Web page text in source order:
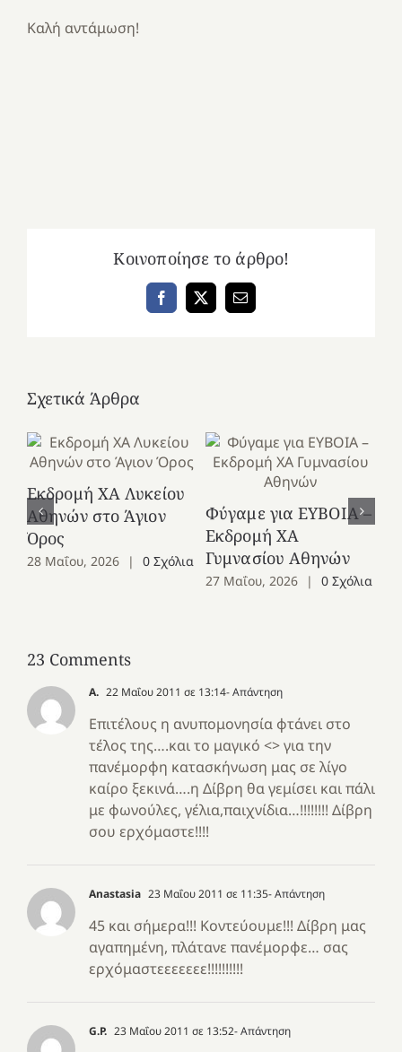
Καλή αντάμωση!
Κοινοποίησε το άρθρο!
Facebook
X Email
Σχετικά Άρθρα
Εκδρομή ΧΑ Λυκείου
Αθηνών στο Άγιον
Όρος
28 Μαΐου, 2026 | 0 Σχόλια
Φύγαμε για ΕΥΒΟΙΑ –
Εκδρομή ΧΑ
Γυμνασίου Αθηνών
27 Μαΐου, 2026 | 0 Σχόλια
23 Comments
Α. 22 Μαΐου 2011 σε 13:14- Απάντηση
Επιτέλους η ανυπομονησία φτάνει στο
τέλος της….και το μαγικό <> για την
πανέμορφη κατασκήνωση μας σε λίγο
καίρο ξεκινά….η Δίβρη θα γεμίσει και πάλι
με φωνούλες, γέλια,παιχνίδια…!!!!!!!! Δίβρη
σου ερχόμαστε!!!!
Anastasia 23 Μαΐου 2011 σε 11:35- Απάντηση
45 και σήμερα!!! Κοντεύουμε!!! Δίβρη μας
αγαπημένη, πλάτανε πανέμορφε… σας
ερχόμαστεεεεεεε!!!!!!!!!!
G.P. 23 Μαΐου 2011 σε 13:52- Απάντηση